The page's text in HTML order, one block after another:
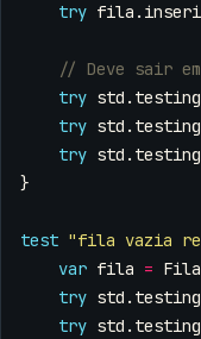
try fila .
try std . testing
try std . testing
try std . testing
}
test "fila vazia
var fila =
try std . testing
try std . testing